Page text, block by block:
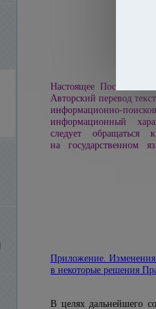
Настоящее
Авторский перевод
информационно-
информационный
следует обращаться
на государственном
Приложение.
в некоторые решения
В целях дальнейшего